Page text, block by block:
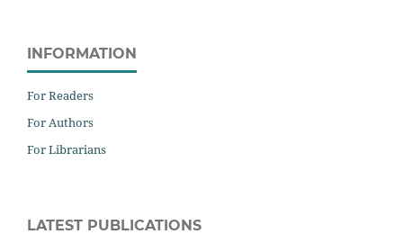
INFORMATION
For Readers
For Authors
For Librarians
LATEST PUBLICATIONS